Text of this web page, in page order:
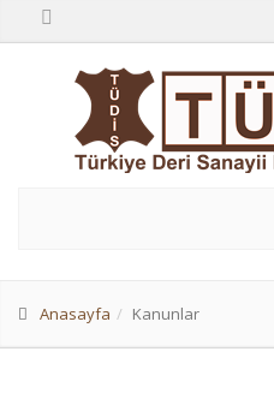
Anasayfa Kanunlar